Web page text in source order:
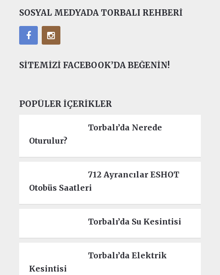
SOSYAL MEDYADA TORBALI REHBERI
SITEMIZI FACEBOOK’DA BEĞENIN!
POPÜLER İÇERIKLER
Torbalı’da Nerede
Oturulur?
712 Ayrancılar ESHOT
Otobüs Saatleri
Torbalı’da Su Kesintisi
Torbalı’da Elektrik
Kesintisi